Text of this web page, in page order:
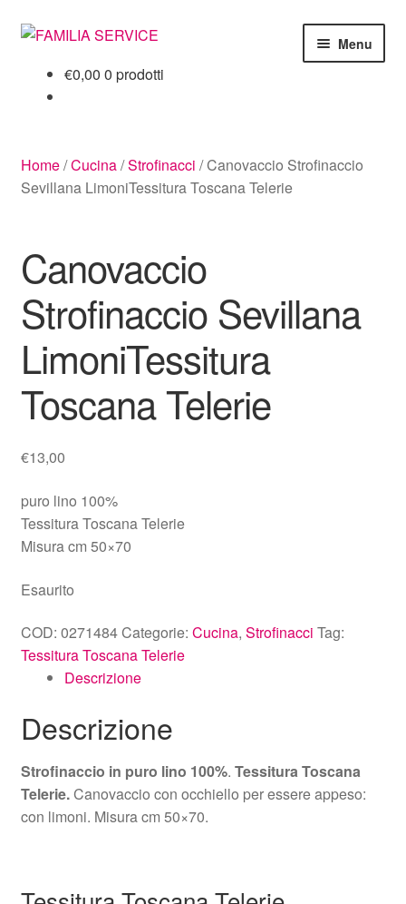
Vai
navigazione
Vai
contenuto
Menu
Cataloghi
Dove
Condizioni
Accedi
€0,00 0 prodotti
Home/Cucina/Strofinacci /Canovaccio Strofinaccio
Sevillana LimoniTessitura Toscana Telerie
Canovaccio
Strofinaccio Sevillana
LimoniTessitura
Toscana Telerie
€13,00
puro lino 100%
Tessitura Toscana Telerie
Misura cm 50×70
Esaurito
COD: 0271484Categorie: Cucina, Strofinacci Tag:
Tessitura Toscana Telerie
Descrizione
Descrizione
Strofinaccio in puro lino 100%. Tessitura Toscana
Telerie.Canovaccio con occhiello per essere appeso:
con limoni. Misura cm 50×70.